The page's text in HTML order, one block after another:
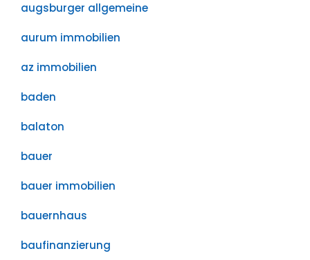
augsburger allgemeine
aurum immobilien
az immobilien
baden
balaton
bauer
bauer immobilien
bauernhaus
baufinanzierung